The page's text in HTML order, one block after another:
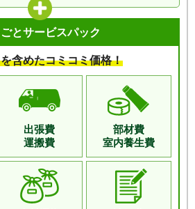
専用スイッチ対応
シックグレード。同じ品番をお使いの場
。
交換できるくん価格
商品特価 97,350
工事費用込み価格
134,150円(税込)
商品詳細はこちら
AC105-B
寸法：幅222×高さ311mm
粉砕室容量：1.0L
対応排水口径：115/180mm
※180mmの場合、別売アダプタが必要です
ごと洗浄できるので配管詰まりが起こりに
自動給水モデルもあります。
交換できるくん価格
商品価格61,600
工事費用込み価格
98,400
品詳細はこちら
とサービスパック
含めたコミコミ価格！
出張費
運搬費
部材費
室内養生費